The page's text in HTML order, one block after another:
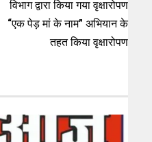
विभाग द्वारा किया गया वृक्षारोपण
“एक पेड़ मां के नाम” अभियान के
तहत किया वृक्षारोपण